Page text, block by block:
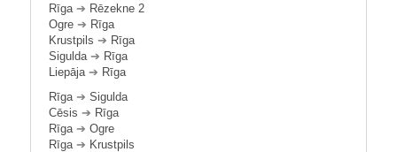
Rīga➔ Rēzekne 2
Ogre ➔ Rīga
Krustpils ➔ Rīga
Sigulda➔ Rīga
Liepāja➔ Rīga
Rīga➔ Sigulda
Cēsis ➔ Rīga
Rīga➔ Ogre
Rīga➔ Krustpils